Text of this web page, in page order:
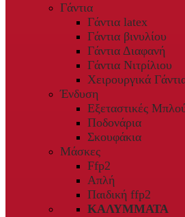
Γάντια
Γάντια latex
Γάντια βινυλίου
Γάντια Διαφανή
Γάντια Νιτρίλιου
Χειρουργικά
Ένδυση
Εξεταστικές
Ποδονάρια
Σκουφάκια
Μάσκες
Ffp2
Απλή
Παιδική ffp2
ΚΑΛΎΜΜΑΤΑ